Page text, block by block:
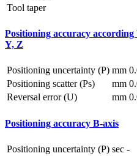
Tool taper
Positioning accuracy
Y, Z
Positioning uncertainty (P) mm
Positioning scatter (Ps)
mm
Reversal error (U)
mm
Positioning accuracy B-axis
Positioning uncertainty (P) sec -